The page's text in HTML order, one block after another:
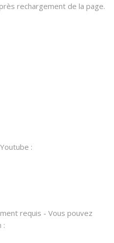
rechargement de la page.
:
requis - Vous pouvez
: